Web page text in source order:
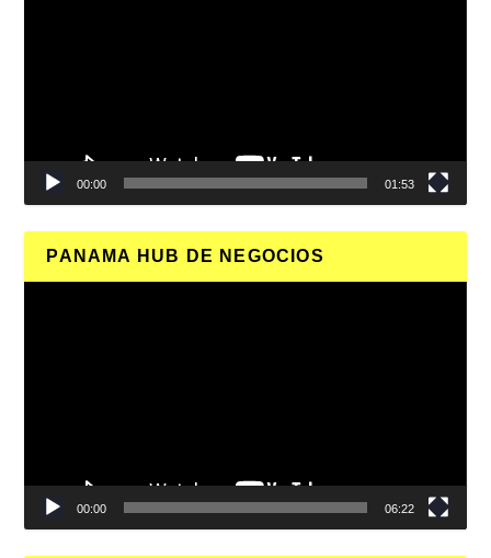
00:00 01:53
PANAMA HUB DE NEGOCIOS
00:00 06:22